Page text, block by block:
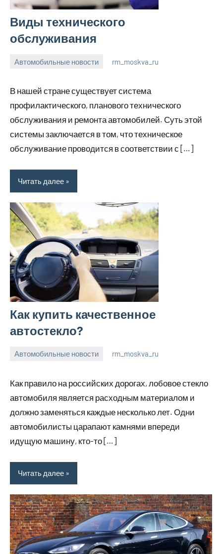
Виды технического
обслуживания
Автомобильные новости
2023
rm_moskva_ru
В нашей стране существует система
профилактического, планового технического
обслуживания и ремонта автомобилей. Суть этой
системы заключается в том, что техническое
обслуживание проводится в соответствии с […]
Читать далее
Как купить качественное
автостекло?
Автомобильные новости
2023
rm_moskva_ru
Как правило на российских дорогах, лобовое стекло
автомобиля является расходным материалом и
должно заменяться каждые несколько лет. Одни
автомобилисты царапают камнями впереди
идущую машину, кто-то […]
Читать далее